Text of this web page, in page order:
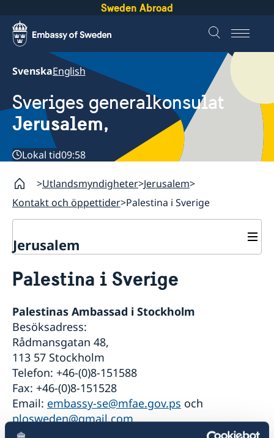
Sweden Abroad
SvenskaEnglish
Sveriges generalkonsulat
Jerusalem,
Lokal tid09:58
Utlandsmyndigheter Jerusalem
Kontakt och öppettider Palestina i Sverige
Jerusalem
Boka en tid
Sverige i Jerusalem
Om oss
Generalkonsulatets personal
Så stöttar vi svenska företag
Vi är en resurs för svenska företag
Team Sweden
Så kan du få stöd
Svenska företag i Palestina
Anmäl handelshinder
Aktuellt
Nyheter
Regeringens prioriteringar i utrikesdeklarationen
2026
Svensklistan
Palestina i Sverige
Palestinas Ambassad i Stockholm
Besöksadress:
Rådmansgatan 48,
113 57 Stockholm
Telefon: +46-(0)8-151588
Fax: +46-(0)8-151528
Email: embassy-se@mfae.gov.ps och
plosweden@gmail.com